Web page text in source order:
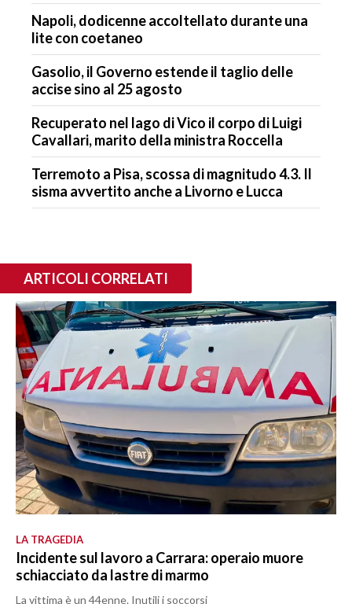
Napoli, dodicenne accoltellato durante una
lite con coetaneo
Gasolio, il Governo estende il taglio delle
accise sino al 25 agosto
Recuperato nel lago di Vico il corpo di Luigi
Cavallari, marito della ministra Roccella
Terremoto a Pisa, scossa di magnitudo 4.3. Il
sisma avvertito anche a Livorno e Lucca
ARTICOLI CORRELATI
LA TRAGEDIA
Incidente sul lavoro a Carrara: operaio muore
schiacciato da lastre di marmo
La vittima è un 44enne. Inutili i soccorsi